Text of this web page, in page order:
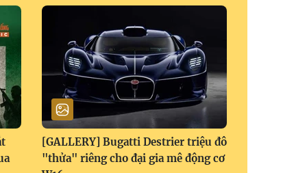
[GALLERY] Bugatti Destrier triệu đô
"thửa" riêng cho đại gia mê động cơ